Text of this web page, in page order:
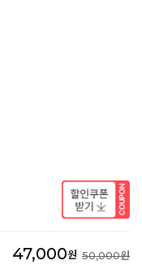
47,000원 50,000원